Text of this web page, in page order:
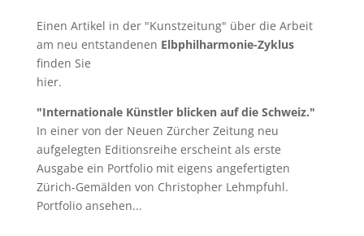
Einen Artikel in der "Kunstzeitung" über die Arbeit
am neu entstandenen Elbphilharmonie-Zyklus
finden Sie
hier.
"Internationale Künstler blicken auf die Schweiz."
In einer von der Neuen Zürcher Zeitung neu
aufgelegten Editionsreihe erscheint als erste
Ausgabe ein Portfolio mit eigens angefertigten
Zürich-Gemälden von Christopher Lehmpfuhl.
Portfolio ansehen...